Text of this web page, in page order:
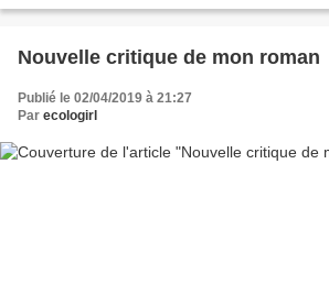
Nouvelle critique de mon roman
Publié le 02/04/2019 à 21:27
Par ecologirl